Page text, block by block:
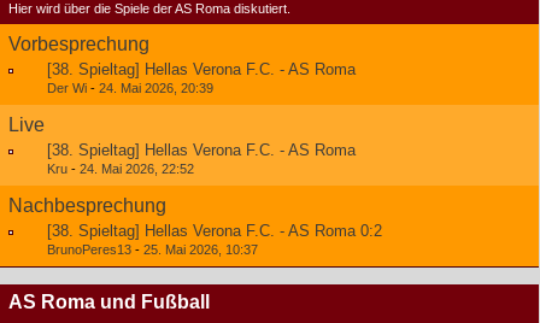
Hier wird über die Spiele der AS Roma diskutiert.
Vorbesprechung
[38. Spieltag] Hellas Verona F.C. - AS Roma
Der Wi - 24. Mai 2026, 20:39
Live
[38. Spieltag] Hellas Verona F.C. - AS Roma
Kru - 24. Mai 2026, 22:52
Nachbesprechung
[38. Spieltag] Hellas Verona F.C. - AS Roma 0:2
BrunoPeres13 - 25. Mai 2026, 10:37
AS Roma und Fußball